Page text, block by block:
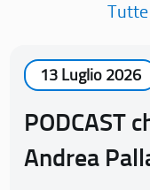
Tutte
13 Luglio 2026
PODCAST
Andrea